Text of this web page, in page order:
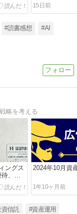
15日前
#読書感想 #AI
略を考える
ングス
、割
2024年10月資
1年10ヶ月前
資信託 #資産運用